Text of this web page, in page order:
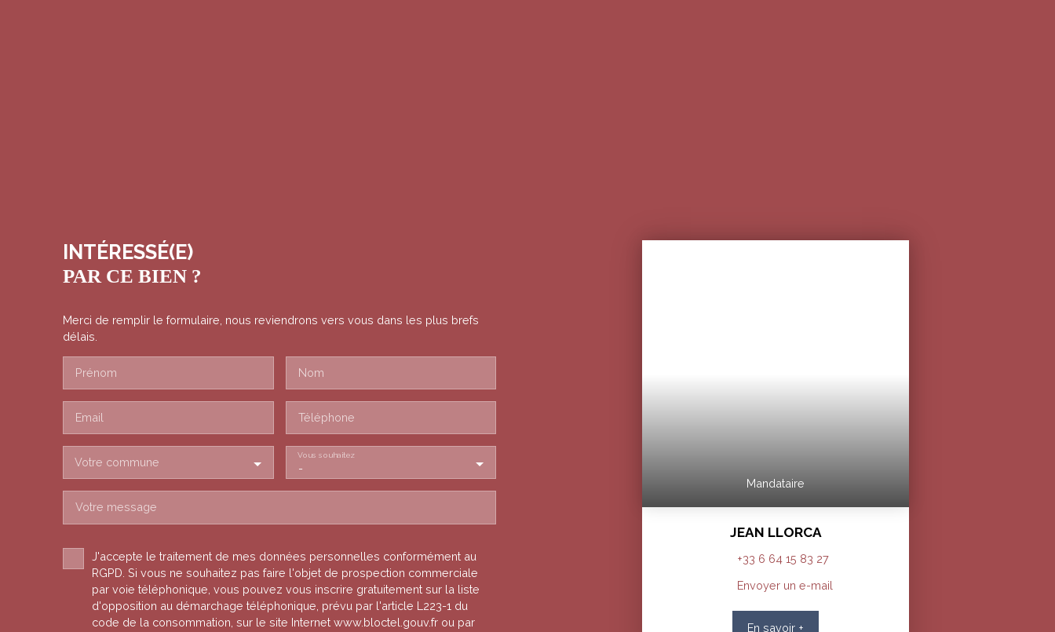
INTÉRESSÉ(E)
PAR CE BIEN ?
Merci de remplir le formulaire, nous reviendrons vers vous dans les plus brefs
délais.
Prénom Nom
Email Téléphone
Votre commune -
Vous souhaitez
Votre message
J'accepte le traitement de mes données personnelles conformément au
RGPD. Si vous ne souhaitez pas faire l'objet de prospection commerciale
par voie téléphonique, vous pouvez vous inscrire gratuitement sur la liste
d'opposition au démarchage téléphonique, prévu par l'article L223-1 du
code de la consommation, sur le site Internet www.bloctel.gouv.fr ou par
Mandataire
JEAN LLORCA
+33 6 64 15 83 27
Envoyer un e-mail
En savoir +